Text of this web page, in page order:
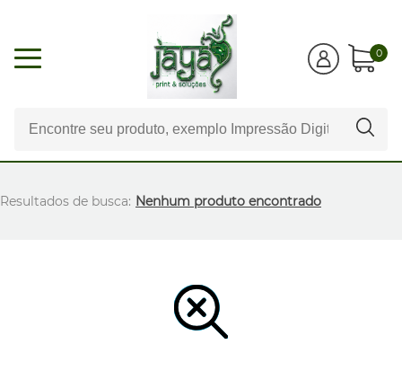
0
Resultados de busca: Nenhum produto encontrado